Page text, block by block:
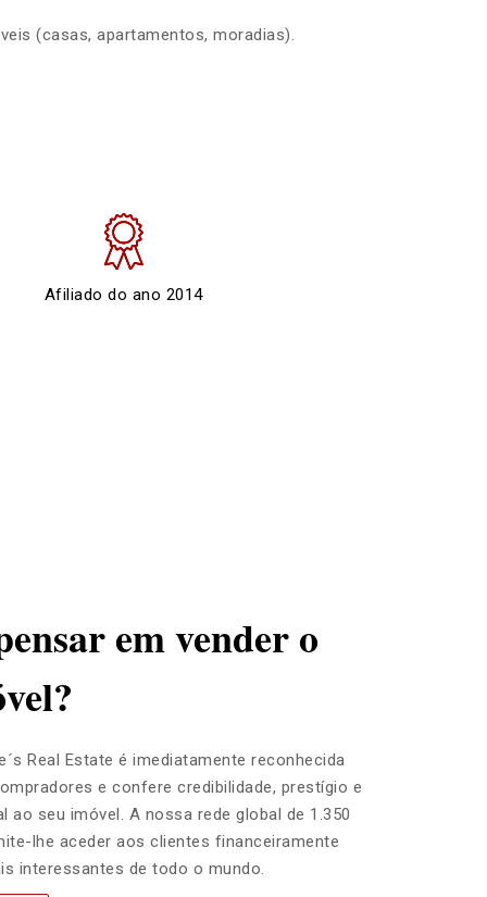
(casas, apartamentos, moradias).
Afiliado do ano 2014
em vender o
Real Estate é imediatamente reconhecida
e confere credibilidade, prestígio e
ao seu imóvel. A nossa rede global de 1.350
lhe aceder aos clientes financeiramente
interessantes de todo o mundo.